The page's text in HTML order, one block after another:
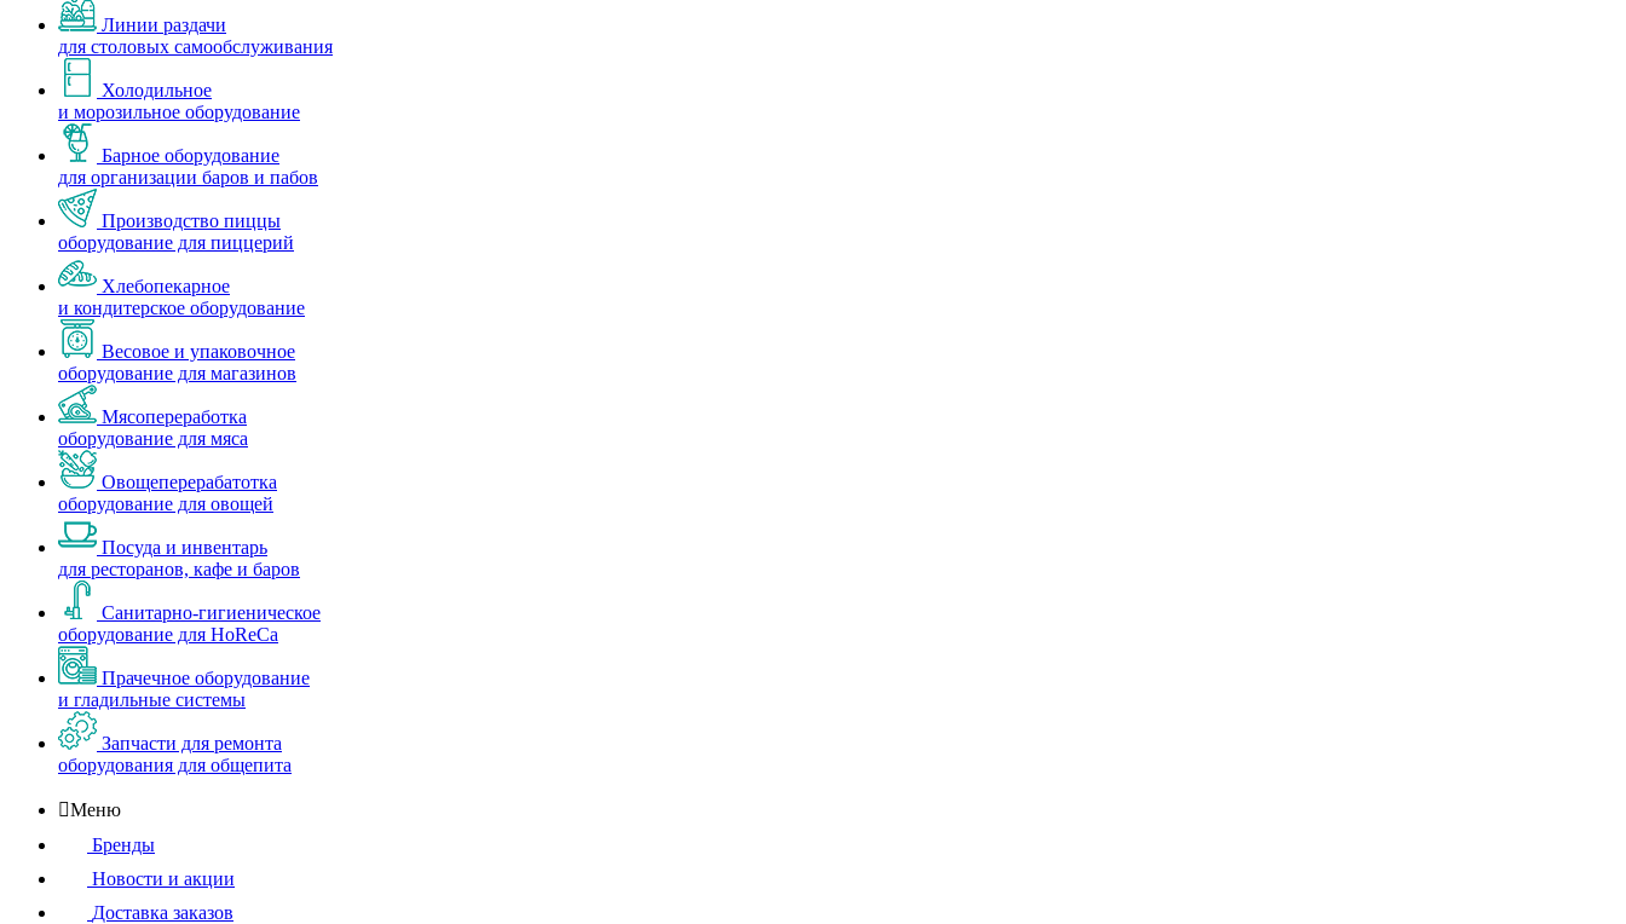
Линии раздачи
для столовых самообслуживания
Холодильное
и морозильное оборудование
Барное оборудование
для организации баров и пабов
Производство пиццы
оборудование для пиццерий
Хлебопекарное
и кондитерское оборудование
Весовое и упаковочное
оборудование для магазинов
Мясопереработка
оборудование для мяса
Овощеперерабатотка
оборудование для овощей
Посуда и инвентарь
для ресторанов, кафе и баров
Санитарно-гигиеническое
оборудование для HoReCa
Прачечное оборудование
и гладильные системы
Запчасти для ремонта
оборудования для общепита
Меню
Бренды
Новости и акции
Доставка заказов